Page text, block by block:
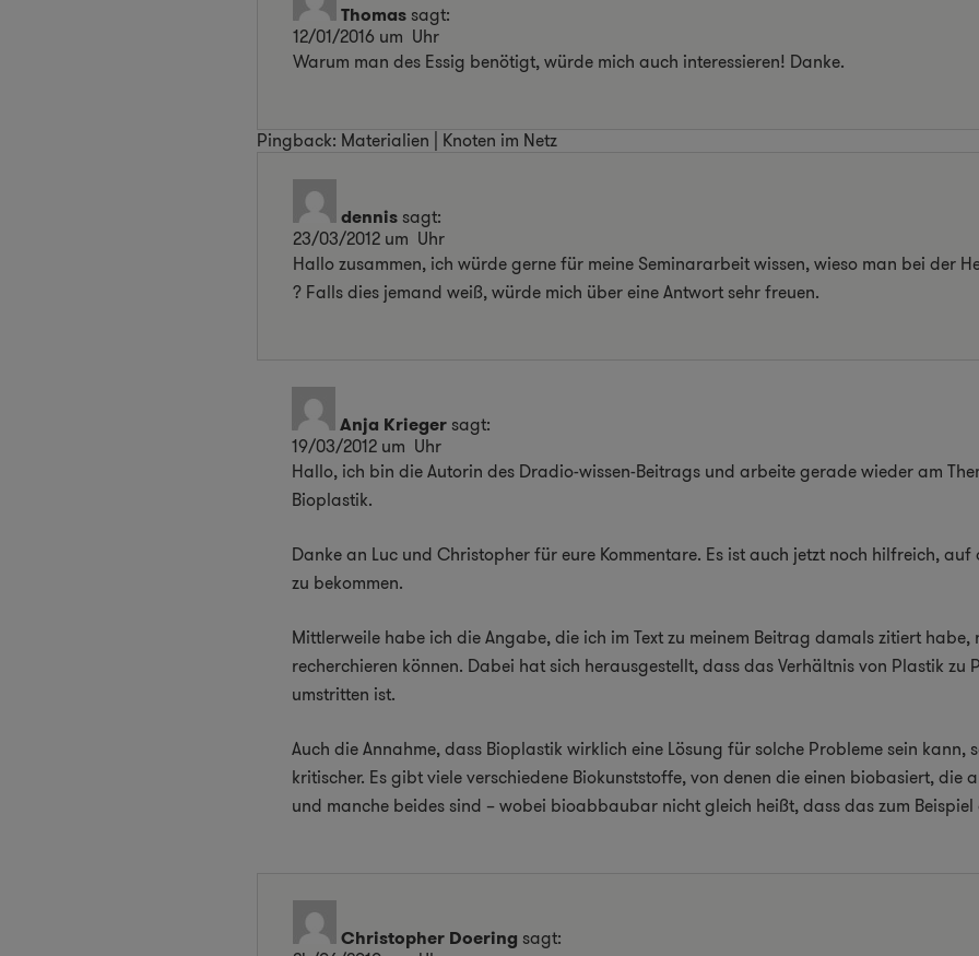
Thomassagt:
12/01/2016 um Uhr
Warum man des Essig benötigt, würde mich auch interessieren! Danke.
Pingback: Materialien | Knoten im Netz
dennissagt:
23/03/2012 um Uhr
Hallo zusammen, ich würde gerne für meine Seminararbeit wissen, wieso man bei der
? Falls dies jemand weiß, würde mich über eine Antwort sehr freuen.
Anja Kriegersagt:
19/03/2012 um Uhr
Hallo, ich bin die Autorin des Dradio-wissen-Beitrags und arbeite gerade wieder am
Bioplastik.
Danke an Luc und Christopher für eure Kommentare. Es ist auch jetzt noch hilfreich, auf
zu bekommen.
Mittlerweile habe ich die Angabe, die ich im Text zu meinem Beitrag damals zitiert habe,
recherchieren können. Dabei hat sich herausgestellt, dass das Verhältnis von Plastik zu
umstritten ist.
Auch die Annahme, dass Bioplastik wirklich eine Lösung für solche Probleme sein kann,
kritischer. Es gibt viele verschiedene Biokunststoffe, von denen die einen biobasiert,
und manche beides sind – wobei bioabbaubar nicht gleich heißt, dass das zum
Christopher Doering sagt: